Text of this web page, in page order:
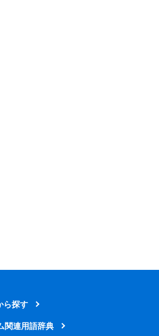
ら探す
関連用語辞典